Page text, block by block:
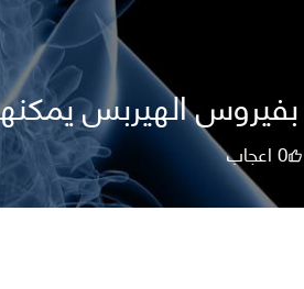
الهيربس
0اعجاب